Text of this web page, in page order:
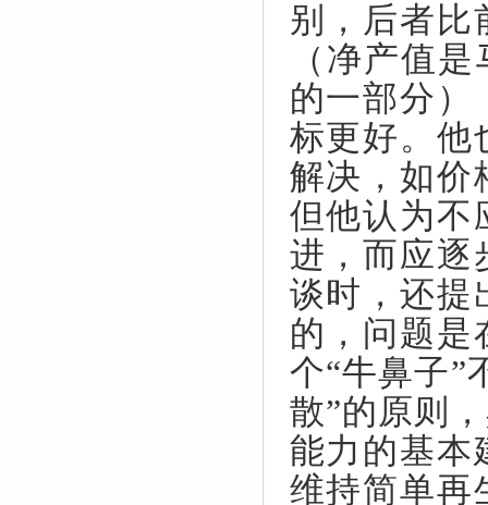
别，后者比
（净产值
的一部分）
标更好。他
解决，如价
但他认为不
进，而应逐
谈时，还提
的，问题是
个“牛鼻子”
散”的原则
能力的基本
维持简单再